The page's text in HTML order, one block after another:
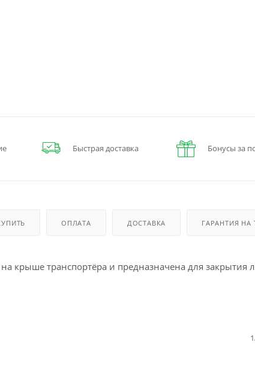
Быстрая доставка Бонусы за
ОПЛАТА ДОСТАВКА ГАРАНТИЯ НА
крыше транспортёра и предназначена для закрытия